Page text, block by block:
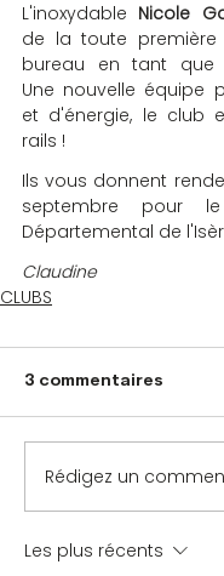
L'inoxydable Nicole
de la toute première
bureau en tant que
Une nouvelle équipe
et d'énergie, le club
rails !
Ils vous donnent
septembre pour le
Départemental de
Claudine
CLUBS
3 commentaires
Rédigez un
Les plus récents